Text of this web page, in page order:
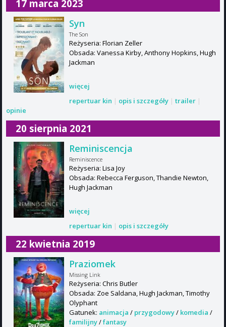
17 marca 2023
Syn
The Son
Reżyseria: Florian Zeller
Obsada: Vanessa Kirby, Anthony Hopkins, Hugh
Jackman
więcej
repertuar kin | opis i szczegóły | trailer |
opinie
20 sierpnia 2021
Reminiscencja
Reminiscence
Reżyseria: Lisa Joy
Obsada: Rebecca Ferguson, Thandie Newton,
Hugh Jackman
więcej
repertuar kin | opis i szczegóły
22 kwietnia 2019
Praziomek
Missing Link
Reżyseria: Chris Butler
Obsada: Zoe Saldana, Hugh Jackman, Timothy
Olyphant
Gatunek: animacja / przygodowy/ komedia /
familijny/fantasy